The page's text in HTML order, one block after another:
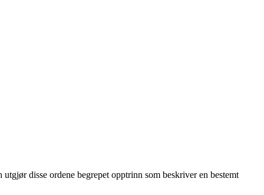
disse ordene begrepet opptrinn som beskriver en bestemt